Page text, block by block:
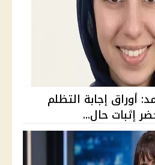
محمد: أوراق إجابة التظلم
إثبات حال...